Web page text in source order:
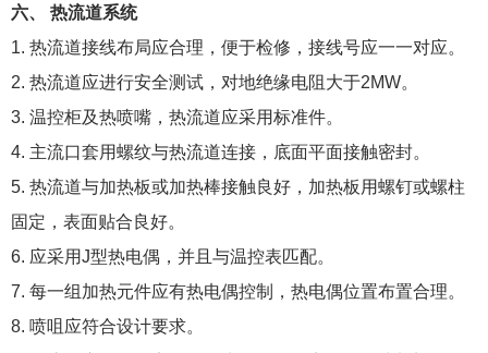
六、 热流道系统
1. 热流道接线布局应合理，便于检修，接线号应一一对应。
2. 热流道应进行安全测试，对地绝缘电阻大于2MW。
3. 温控柜及热喷嘴，热流道应采用标准件。
4. 主流口套用螺纹与热流道连接，底面平面接触密封。
5. 热流道与加热板或加热棒接触良好，加热板用螺钉或螺柱
固定，表面贴合良好。
6. 应采用J型热电偶，并且与温控表匹配。
7. 每一组加热元件应有热电偶控制，热电偶位置布置合理。
8. 喷咀应符合设计要求。